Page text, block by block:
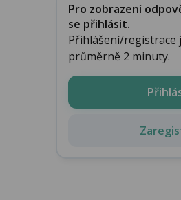
Pro zobrazení
se přihlásit.
Přihlášení/registrace
průměrně 2 minuty.